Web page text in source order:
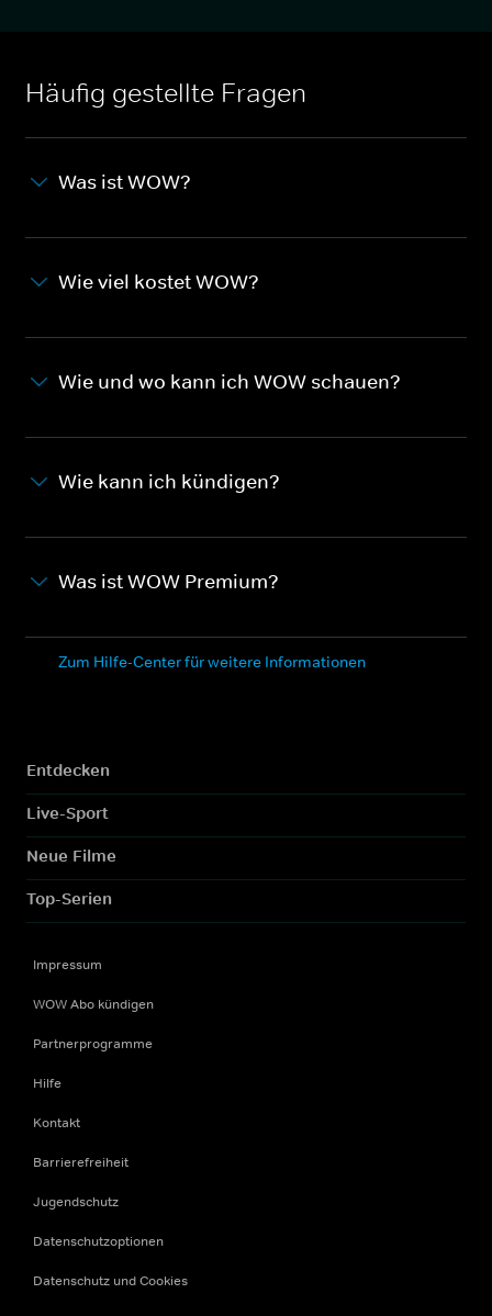
Häufig gestellte Fragen
Was ist WOW?
Wie viel kostet WOW?
Wie und wo kann ich WOW schauen?
Wie kann ich kündigen?
Was ist WOW Premium?
Zum Hilfe-Center für weitere Informationen
Entdecken
Live-Sport
Neue Filme
Top-Serien
Impressum
WOW Abo kündigen
Partnerprogramme
Hilfe
Kontakt
Barrierefreiheit
Jugendschutz
Datenschutzoptionen
Datenschutz und Cookies